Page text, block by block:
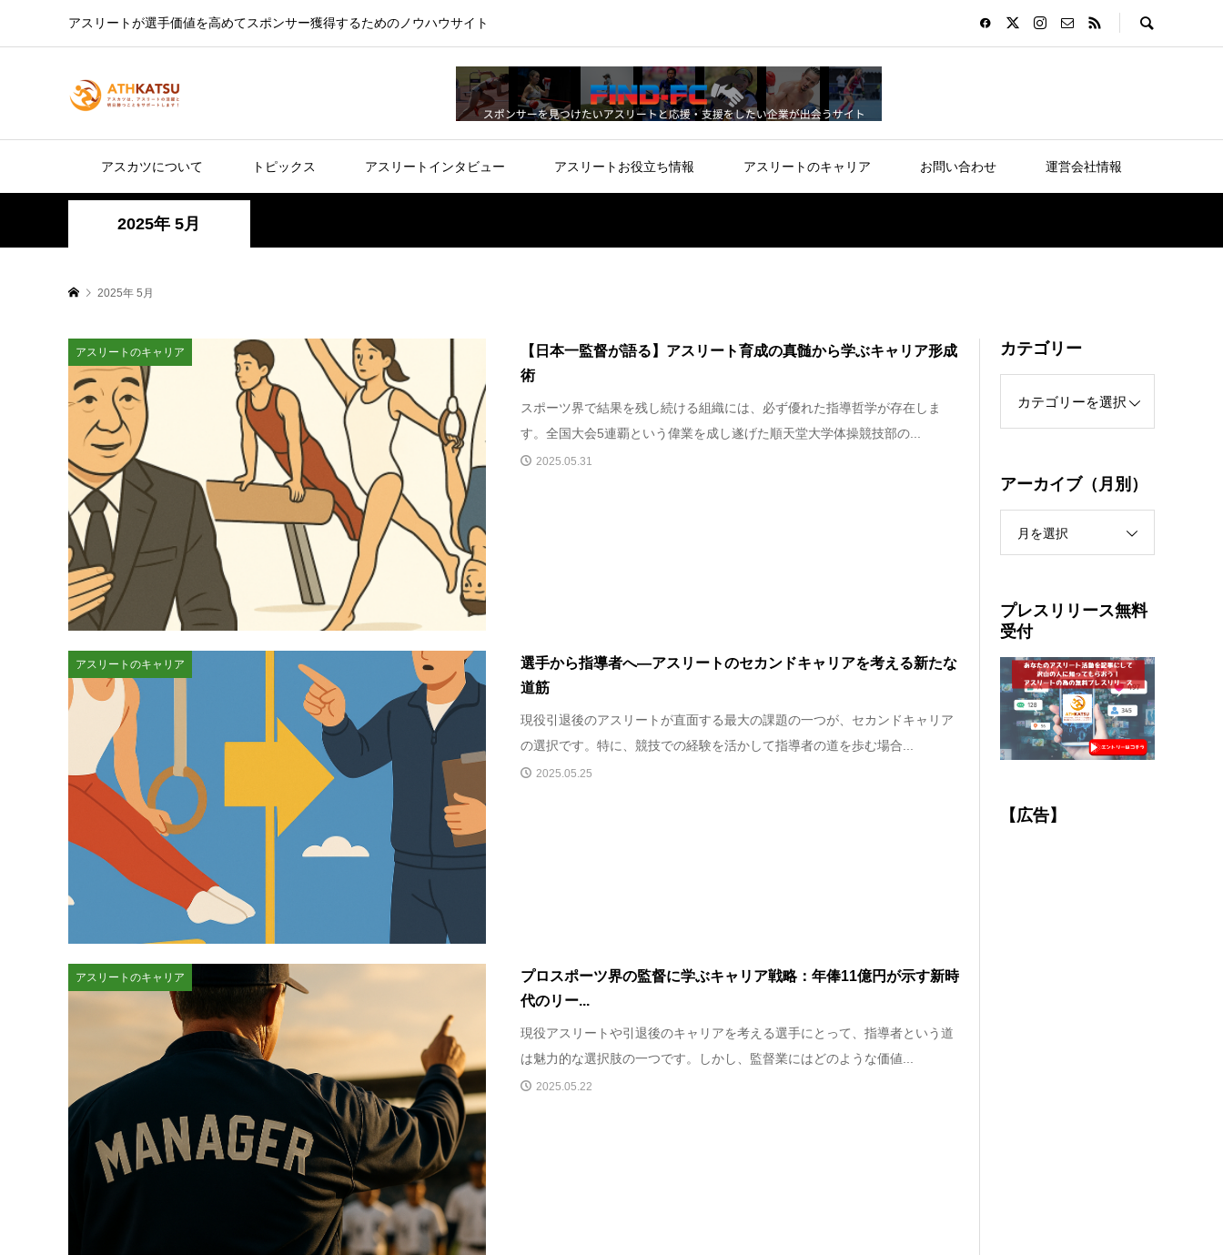
アスリートが選手価値を高めてスポンサー獲得するためのノウハウサイト
アスカツについて トピックス アスリートインタビュー アスリートお役立ち情報 アスリートのキャリア お問い合わせ 運営会社情報
2025年 5月
2025年 5月
アスリートのキャリア
【日本一監督が語る】アスリート育成の真髄から学ぶキャリア形成
術
スポーツ界で結果を残し続ける組織には、必ず優れた指導哲学が存在しま
す。全国大会5連覇という偉業を成し遂げた順天堂大学体操競技部の...
2025.05.31
アスリートのキャリア
選手から指導者へ―アスリートのセカンドキャリアを考える新たな
道筋
現役引退後のアスリートが直面する最大の課題の一つが、セカンドキャリア
の選択です。特に、競技での経験を活かして指導者の道を歩む場合...
2025.05.25
アスリートのキャリア
プロスポーツ界の監督に学ぶキャリア戦略：年俸11億円が示す新時
代のリー...
現役アスリートや引退後のキャリアを考える選手にとって、指導者という道
は魅力的な選択肢の一つです。しかし、監督業にはどのような価値...
2025.05.22
カテゴリー
アーカイブ（月別）
月を選択
プレスリリース無料
受付
【広告】